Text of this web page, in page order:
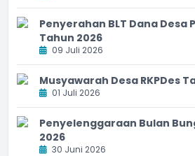
Penyerahan BLT Dana Desa
Tahun 2026
09 Juli 2026
Musyawarah Desa RKPDes
01 Juli 2026
Penyelenggaraan Bulan
2026
30 Juni 2026